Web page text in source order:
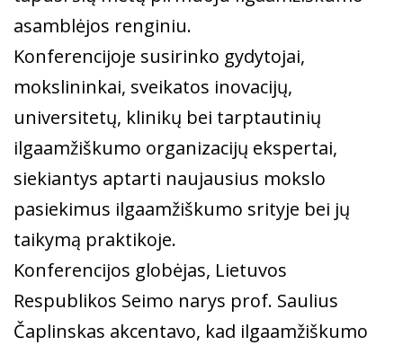
asamblėjos renginiu.
Konferencijoje susirinko gydytojai,
mokslininkai, sveikatos inovacijų,
universitetų, klinikų bei tarptautinių
ilgaamžiškumo organizacijų ekspertai,
siekiantys aptarti naujausius mokslo
pasiekimus ilgaamžiškumo srityje bei jų
taikymą praktikoje.
Konferencijos globėjas, Lietuvos
Respublikos Seimo narys prof. Saulius
Čaplinskas akcentavo, kad ilgaamžiškumo